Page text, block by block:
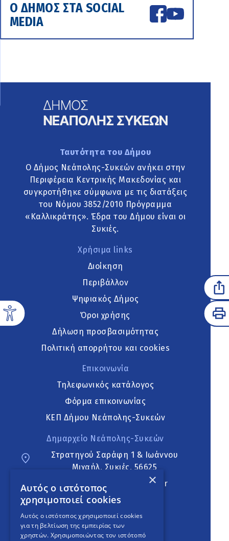
Ο ΔΗΜΟΣ ΣΤΑ SOCIAL
MEDIA
Ταυτότητα του Δήμου
Ο Δήμος Νεάπολης-Συκεών ανήκει στην
Περιφέρεια Κεντρικής Μακεδονίας και
συγκροτήθηκε σύμφωνα με τις διατάξεις
του Νόμου 3852/2010 Πρόγραμμα
«Καλλικράτης». Έδρα του Δήμου είναι οι
Συκιές.
Χρήσιμα links
Διοίκηση
Περιβάλλον
Ψηφιακός Δήμος
Όροι χρήσης
Δήλωση προσβασιμότητας
Πολιτική απορρήτου και cookies
Επικοινωνία
Τηλεφωνικός κατάλογος
Φόρμα επικοινωνίας
ΚΕΠ Δήμου Νεάπολης-Συκεών
Δημαρχείο Νεάπολης-Συκεών
Στρατηγού Σαράφη 1 & Ιωάννου
Μιχαήλ, Συκιές, 56625
neapoli.sykies@ddt.gov.gr
Ακολουθήστε
×
Αυτός ο ιστότοπος
χρησιμοποιεί cookies
Αυτός ο ιστότοπος χρησιμοποιεί cookies
για τη βελτίωση της εμπειρίας των
χρηστών. Χρησιμοποιώντας τον ιστότοπό